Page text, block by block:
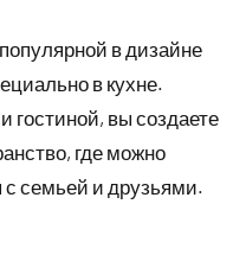
в дизайне
в кухне.
гостиной, вы создаете
где можно
семьей и друзьями.